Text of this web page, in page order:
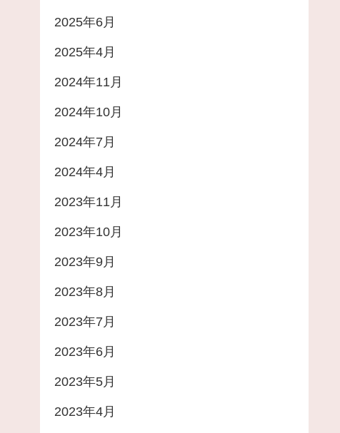
2025年6月
2025年4月
2024年11月
2024年10月
2024年7月
2024年4月
2023年11月
2023年10月
2023年9月
2023年8月
2023年7月
2023年6月
2023年5月
2023年4月